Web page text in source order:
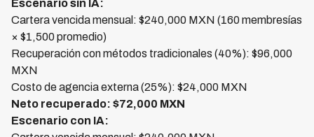
Escenario sin IA:
Cartera vencida mensual: $240,000 MXN (160 membresías
× $1,500 promedio)
Recuperación con métodos tradicionales (40%): $96,000
MXN
Costo de agencia externa (25%): $24,000 MXN
Neto recuperado: $72,000 MXN
Escenario con IA: